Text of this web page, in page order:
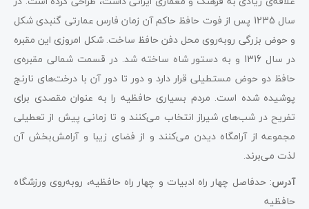
سال 1235 پس از فوت حافظ حاکم آن زمان فارس عمارتی گنبدی شکل
و حوض بزرگی روبه‌روی محل دفن حافظ ساخت. شکل امروزی این مقبره
در سال 1316 و به دستور شاه ساخته شد. در قسمت شمالی مقبره‌ی
حافظ دو حوض مستطیلی قرار دارد و دور تا دور آن با درخت‌های نارنج
پوشیده شده است. مردم بسیاری حافظیه را به عنوان مقصدی برای
تفریح در شب‌های شیراز انتخاب می‌کنند و تا زمانی پیش از تعطیلی
مجموعه از آرامگاه دیدن می‌کنند و از فضای زیبا و آرامش‌بخش آن
لذت می‌‌برند.
آدرس: حدفاصل چهار راه ادبیات و چهار راه حافظیه، رو‌به‌روی ورزشگاه
حافظیه